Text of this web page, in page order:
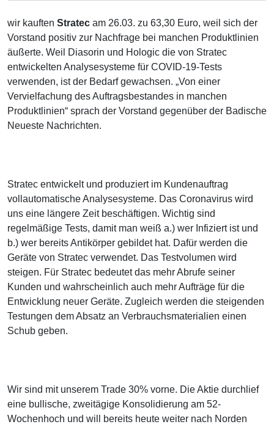
wir kauften Stratec am 26.03. zu 63,30 Euro, weil sich der
Vorstand positiv zur Nachfrage bei manchen Produktlinien
äußerte. Weil Diasorin und Hologic die von Stratec
entwickelten Analysesysteme für COVID-19-Tests
verwenden, ist der Bedarf gewachsen. „Von einer
Vervielfachung des Auftragsbestandes in manchen
Produktlinien“ sprach der Vorstand gegenüber der Badische
Neueste Nachrichten.
Stratec entwickelt und produziert im Kundenauftrag
vollautomatische Analysesysteme. Das Coronavirus wird
uns eine längere Zeit beschäftigen. Wichtig sind
regelmäßige Tests, damit man weiß a.) wer Infiziert ist und
b.) wer bereits Antikörper gebildet hat. Dafür werden die
Geräte von Stratec verwendet. Das Testvolumen wird
steigen. Für Stratec bedeutet das mehr Abrufe seiner
Kunden und wahrscheinlich auch mehr Aufträge für die
Entwicklung neuer Geräte. Zugleich werden die steigenden
Testungen dem Absatz an Verbrauchsmaterialien einen
Schub geben.
Wir sind mit unserem Trade 30% vorne. Die Aktie durchlief
eine bullische, zweitägige Konsolidierung am 52-
Wochenhoch und will bereits heute weiter nach Norden